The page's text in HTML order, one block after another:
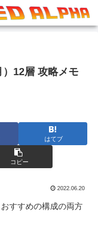
）12層 攻略メモ
はてブ
コピー
2022.06.20
すすめの構成の両方